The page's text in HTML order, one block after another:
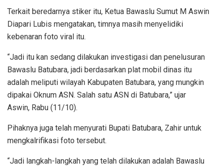
Terkait beredarnya stiker itu, Ketua Bawaslu Sumut M Aswin
Diapari Lubis mengatakan, timnya masih menyelidiki
kebenaran foto viral itu.
“Jadi itu kan sedang dilakukan investigasi dan penelusuran
Bawaslu Batubara, jadi berdasarkan plat mobil dinas itu
adalah meliputi wilayah Kabupaten Batubara, yang mungkin
dipakai Oknum ASN. Salah satu ASN di Batubara,” ujar
Aswin, Rabu (11/10).
Pihaknya juga telah menyurati Bupati Batubara, Zahir untuk
mengkalrifikasi foto tersebut.
“Jadi langkah-langkah yang telah dilakukan adalah Bawaslu